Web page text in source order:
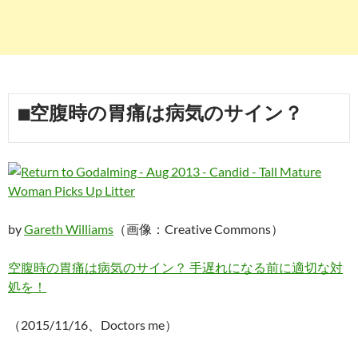
■空腹時の胃痛は病気のサイン？
byGareth Williams （画像：Creative Commons）
空腹時の胃痛は病気のサイン？ 手遅れになる前に適切な対
処を！
（2015/11/16、Doctors me）